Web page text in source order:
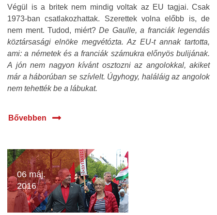
Végül is a britek nem mindig voltak az EU tagjai. Csak
1973-ban csatlakozhattak. Szerettek volna előbb is, de
nem ment. Tudod, miért? De Gaulle, a franciák legendás
köztársasági elnöke megvétózta. Az EU-t annak tartotta,
ami: a németek és a franciák számukra előnyös bulijának.
A jón nem nagyon kívánt osztozni az angolokkal, akiket
már a háborúban se szívlelt. Úgyhogy, haláláig az angolok
nem tehették be a lábukat.
Bővebben
06 máj.
2016